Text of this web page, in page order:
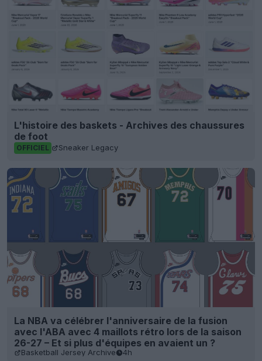
L'histoire des baskets - Archives des chaussures
de foot
OFFICIEL Sneaker Legacy
La NBA va célébrer l'anniversaire de la fusion
avec l'ABA avec 4 maillots rétro lors de la saison
26-27 – Et si plus d'équipes en avaient un ?
Basketball Jersey Archive 4h